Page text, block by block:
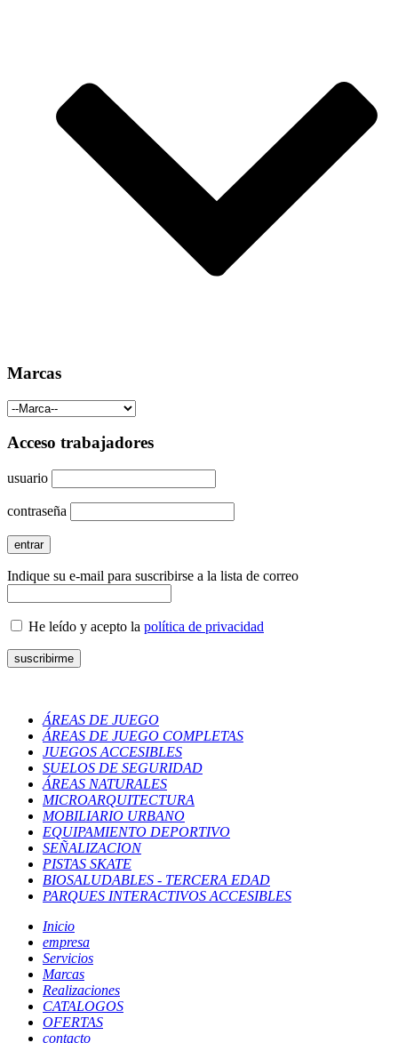
Marcas
Acceso trabajadores
usuario
contraseña
Indique su e-mail para suscribirse a la lista de correo
He leído y acepto la política de privacidad
ÁREAS DE JUEGO
ÁREAS DE JUEGO COMPLETAS
JUEGOS ACCESIBLES
SUELOS DE SEGURIDAD
ÁREAS NATURALES
MICROARQUITECTURA
MOBILIARIO URBANO
EQUIPAMIENTO DEPORTIVO
SEÑALIZACION
PISTAS SKATE
BIOSALUDABLES - TERCERA EDAD
PARQUES INTERACTIVOS ACCESIBLES
Inicio
empresa
Servicios
Marcas
Realizaciones
CATALOGOS
OFERTAS
contacto